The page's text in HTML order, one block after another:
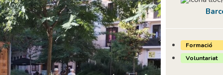
Formació
Voluntariat